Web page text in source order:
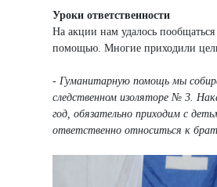
Уроки ответственности
На акции нам удалось
помощью. Многие приходили
- Гуманитарную помощь мы
следственном изоляторе № 3.
год, обязательно приходим с
ответственно относиться к